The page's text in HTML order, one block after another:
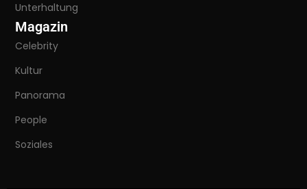
Unterhaltung
Magazin
Celebrity
Kultur
Panorama
People
Soziales